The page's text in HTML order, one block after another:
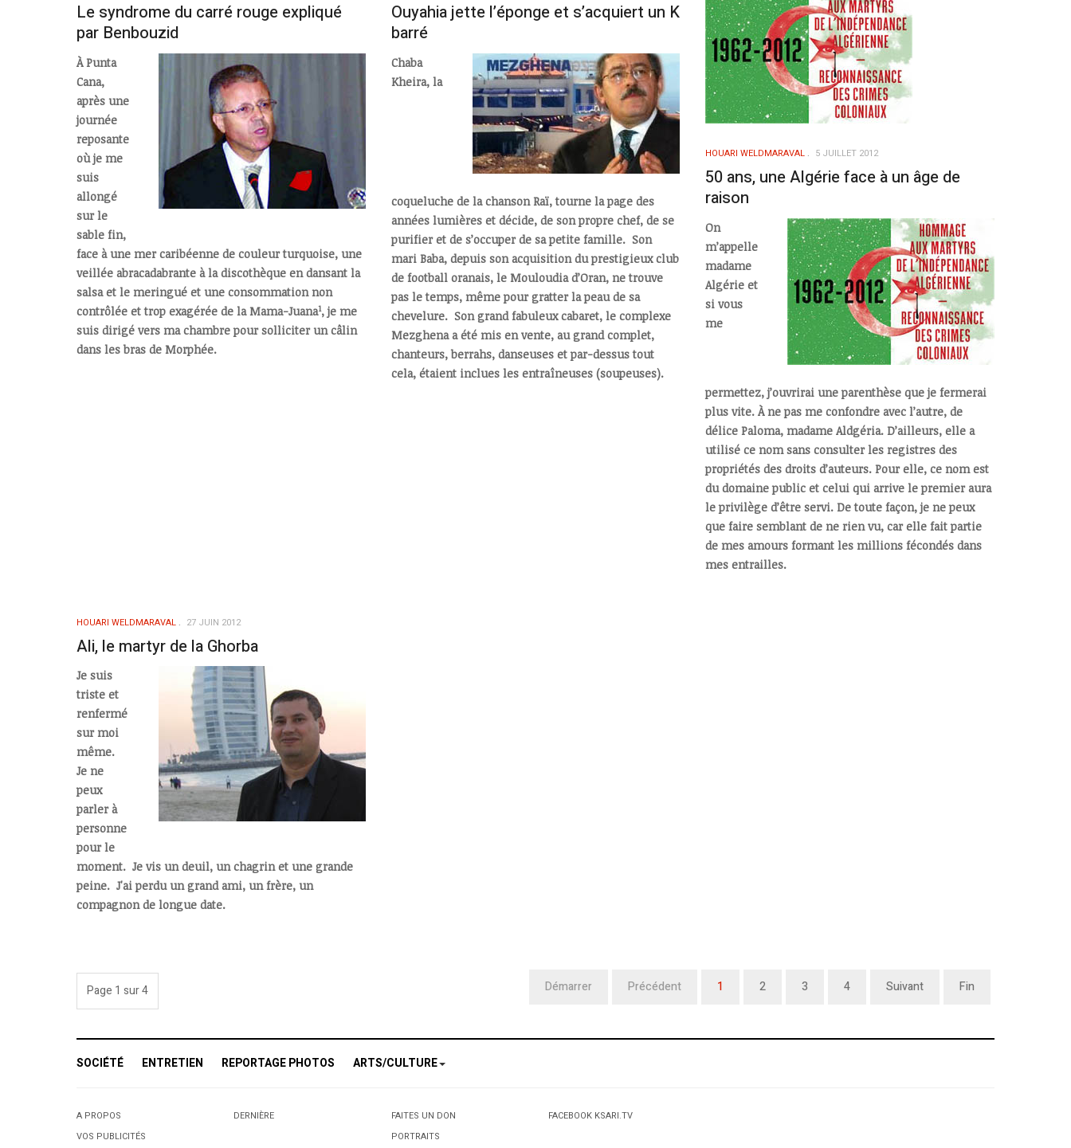
Le syndrome du carré rouge expliqué
par Benbouzid
À Punta
Cana,
après une
journée
reposante
où je me
suis
allongé
sur le
sable fin,
face à une mer caribéenne de couleur turquoise, une
veillée abracadabrante à la discothèque en dansant la
salsa et le meringué et une consommation non
contrôlée et trop exagérée de la Mama-Juana1, je me
suis dirigé vers ma chambre pour solliciter un câlin
dans les bras de Morphée.
Ouyahia jette l’éponge et s’acquiert un K
barré
Chaba
Kheira, la
coqueluche de la chanson Raï, tourne la page des
années lumières et décide, de son propre chef, de se
purifier et de s’occuper de sa petite famille. Son
mari Baba, depuis son acquisition du prestigieux club
de football oranais, le Mouloudia d’Oran, ne trouve
pas le temps, même pour gratter la peau de sa
chevelure. Son grand fabuleux cabaret, le complexe
Mezghena a été mis en vente, au grand complet,
chanteurs, berrahs, danseuses et par-dessus tout
cela, étaient inclues les entraîneuses (soupeuses).
HOUARI WELDMARAVAL 5 JUILLET 2012
50 ans, une Algérie face à un âge de
raison
On
m’appelle
madame
Algérie et
si vous
me
permettez, j’ouvrirai une parenthèse que je fermerai
plus vite. À ne pas me confondre avec l’autre, de
délice Paloma, madame Aldgéria. D’ailleurs, elle a
utilisé ce nom sans consulter les registres des
propriétés des droits d’auteurs. Pour elle, ce nom est
du domaine public et celui qui arrive le premier aura
le privilège d’être servi. De toute façon, je ne peux
que faire semblant de ne rien vu, car elle fait partie
de mes amours formant les millions fécondés dans
mes entrailles.
HOUARI WELDMARAVAL 27 JUIN 2012
Ali, le martyr de la Ghorba
Je suis
triste et
renfermé
sur moi
même.
Je ne
peux
parler à
personne
pour le
moment. Je vis un deuil, un chagrin et une grande
peine. J'ai perdu un grand ami, un frère, un
compagnon de longue date.
Page 1 sur 4 Démarrer Précédent 1 2 3 4 Suivant Fin
SOCIÉTÉ ENTRETIEN REPORTAGE PHOTOS ARTS/CULTURE
A PROPOS
VOS PUBLICITÉS
DERNIÈRE
FAITES UN DON
PORTRAITS
FACEBOOK KSARI.TV